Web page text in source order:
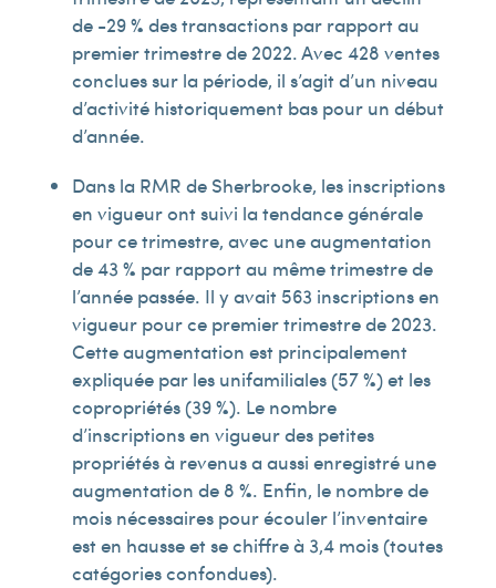
de -29 % des transactions par rapport au
premier trimestre de 2022. Avec 428 ventes
conclues sur la période, il s’agit d’un niveau
d’activité historiquement bas pour un début
d’année.
Dans la RMR de Sherbrooke, les inscriptions
en vigueur ont suivi la tendance générale
pour ce trimestre, avec une augmentation
de 43 % par rapport au même trimestre de
l’année passée. Il y avait 563 inscriptions en
vigueur pour ce premier trimestre de 2023.
Cette augmentation est principalement
expliquée par les unifamiliales (57 %) et les
copropriétés (39 %). Le nombre
d’inscriptions en vigueur des petites
propriétés à revenus a aussi enregistré une
augmentation de 8 %. Enfin, le nombre de
mois nécessaires pour écouler l’inventaire
est en hausse et se chiffre à 3,4 mois (toutes
catégories confondues).